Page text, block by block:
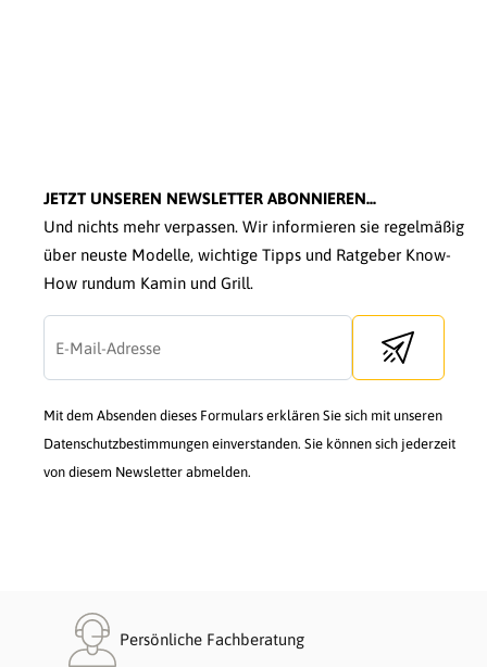
JETZT UNSEREN NEWSLETTER ABONNIEREN...
Und nichts mehr verpassen. Wir informieren sie regelmäßig
über neuste Modelle, wichtige Tipps und Ratgeber Know-
How rundum Kamin und Grill.
Send
Mit dem Absenden dieses Formulars erklären Sie sich mit unseren
Datenschutzbestimmungen einverstanden. Sie können sich jederzeit
von diesem Newsletter abmelden.
Persönliche Fachberatung